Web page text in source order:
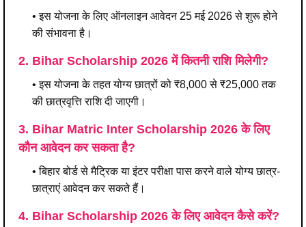
• इस योजना के लिए ऑनलाइन आवेदन 25 मई 2026 से शुरू होने
की संभावना है।
2. Bihar Scholarship 2026 में कितनी राशि मिलेगी?
• इस योजना के तहत योग्य छात्रों को ₹8,000 से ₹25,000 तक
की छात्रवृत्ति राशि दी जाएगी।
3. Bihar Matric Inter Scholarship 2026 के लिए
कौन आवेदन कर सकता है?
• बिहार बोर्ड से मैट्रिक या इंटर परीक्षा पास करने वाले योग्य छात्र-
छात्राएं आवेदन कर सकते हैं।
4. Bihar Scholarship 2026 के लिए आवेदन कैसे करें?